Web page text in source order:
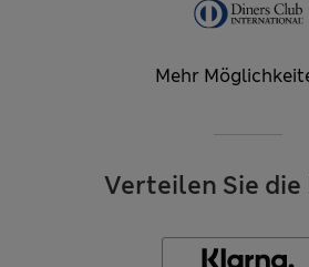
Mehr
Verteilen Sie die